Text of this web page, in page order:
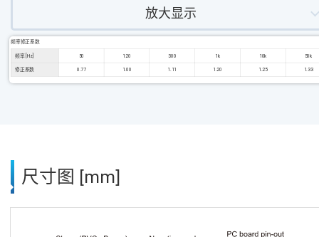
放大显示
频率修正系数
频率 [Hz] 50 120 300 1k 10k 50k
修正系数 0.77 1.00 1.11 1.20 1.25 1.33
尺寸图 [mm]